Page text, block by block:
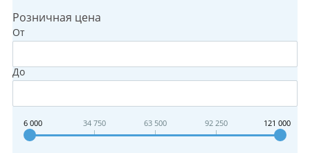
Розничная цена
От
До
6 000 34 750 63 500 92 250 121 000